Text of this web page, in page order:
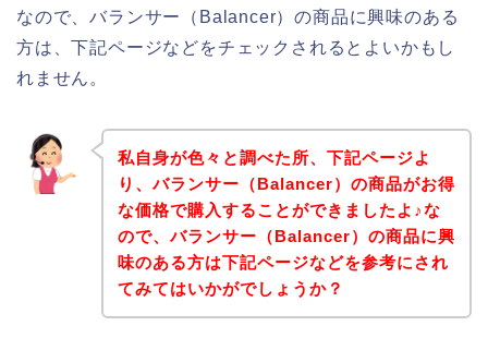
なので、バランサー（Balancer）の商品に興味のある
方は、下記ページなどをチェックされるとよいかもし
れません。
私自身が色々と調べた所、下記ページよ
り、バランサー（Balancer）の商品がお得
な価格で購入することができましたよ♪な
ので、バランサー（Balancer）の商品に興
味のある方は下記ページなどを参考にされ
てみてはいかがでしょうか？